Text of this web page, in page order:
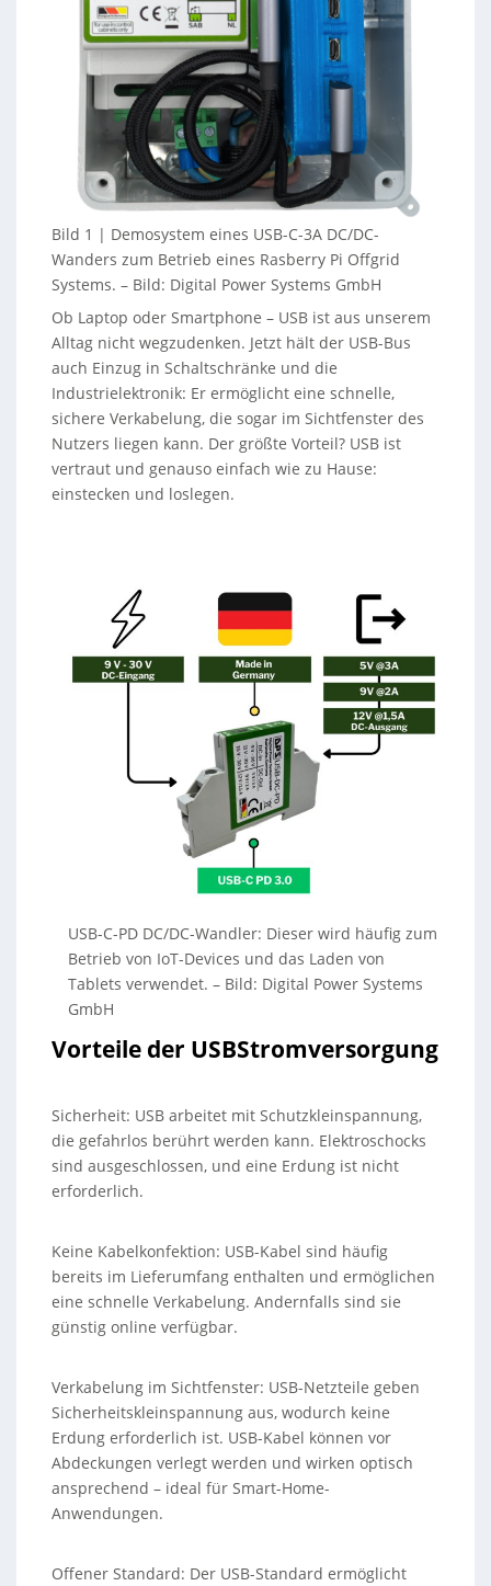
Bild 1 | Demosystem eines USB-C-3A DC/DC-
Wanders zum Betrieb eines Rasberry Pi Offgrid
Systems. – Bild: Digital Power Systems GmbH
Ob Laptop oder Smartphone – USB ist aus unserem
Alltag nicht wegzudenken. Jetzt hält der USB-Bus
auch Einzug in Schaltschränke und die
Industrielektronik: Er ermöglicht eine schnelle,
sichere Verkabelung, die sogar im Sichtfenster des
Nutzers liegen kann. Der größte Vorteil? USB ist
vertraut und genauso einfach wie zu Hause:
einstecken und loslegen.
USB-C-PD DC/DC-Wandler: Dieser wird häufig zum
Betrieb von IoT-Devices und das Laden von
Tablets verwendet. – Bild: Digital Power Systems
GmbH
Vorteile der USBStromversorgung
Sicherheit: USB arbeitet mit Schutzkleinspannung,
die gefahrlos berührt werden kann. Elektroschocks
sind ausgeschlossen, und eine Erdung ist nicht
erforderlich.
Keine Kabelkonfektion: USB-Kabel sind häufig
bereits im Lieferumfang enthalten und ermöglichen
eine schnelle Verkabelung. Andernfalls sind sie
günstig online verfügbar.
Verkabelung im Sichtfenster: USB-Netzteile geben
Sicherheitskleinspannung aus, wodurch keine
Erdung erforderlich ist. USB-Kabel können vor
Abdeckungen verlegt werden und wirken optisch
ansprechend – ideal für Smart-Home-
Anwendungen.
Offener Standard: Der USB-Standard ermöglicht